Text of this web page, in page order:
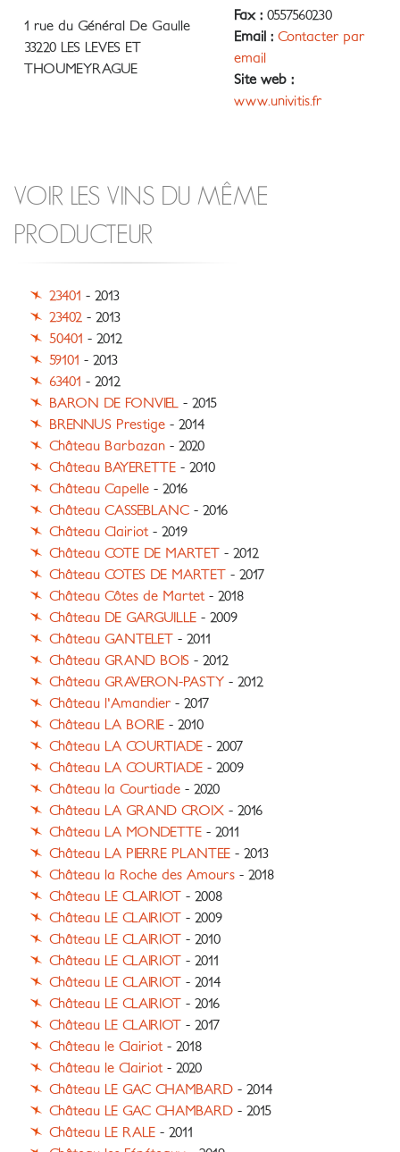
1 rue du Général De Gaulle
33220 LES LEVES ET
THOUMEYRAGUE
Fax : 0557560230
Email : Contacter par
email
Site web :
www.univitis.fr
VOIR LES VINS DU MÊME
PRODUCTEUR
23401 - 2013
23402 - 2013
50401 - 2012
59101 - 2013
63401 - 2012
BARON DE FONVIEL - 2015
BRENNUS Prestige - 2014
Château Barbazan - 2020
Château BAYERETTE - 2010
Château Capelle - 2016
Château CASSEBLANC - 2016
Château Clairiot - 2019
Château COTE DE MARTET - 2012
Château COTES DE MARTET - 2017
Château Côtes de Martet - 2018
Château DE GARGUILLE - 2009
Château GANTELET - 2011
Château GRAND BOIS - 2012
Château GRAVERON-PASTY - 2012
Château l'Amandier - 2017
Château LA BORIE - 2010
Château LA COURTIADE - 2007
Château LA COURTIADE - 2009
Château la Courtiade - 2020
Château LA GRAND CROIX - 2016
Château LA MONDETTE - 2011
Château LA PIERRE PLANTEE - 2013
Château la Roche des Amours - 2018
Château LE CLAIRIOT - 2008
Château LE CLAIRIOT - 2009
Château LE CLAIRIOT - 2010
Château LE CLAIRIOT - 2011
Château LE CLAIRIOT - 2014
Château LE CLAIRIOT - 2016
Château LE CLAIRIOT - 2017
Château le Clairiot - 2018
Château le Clairiot - 2020
Château LE GAC CHAMBARD - 2014
Château LE GAC CHAMBARD - 2015
Château LE RALE - 2011